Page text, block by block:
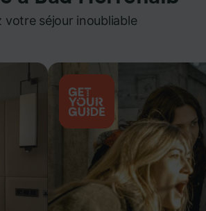
votre séjour inoubliable